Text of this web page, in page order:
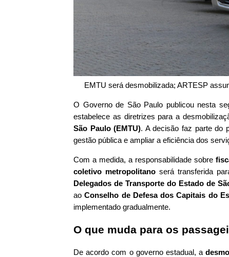
EMTU será desmobilizada; ARTESP
O Governo de São Paulo publicou nesta
estabelece as diretrizes para a
São Paulo (EMTU). A decisão faz parte do
gestão pública e ampliar a eficiência dos
Com a medida, a responsabilidade sobre
coletivo metropolitano será transferida
Delegados de Transporte do Estado de
aoConselho de Defesa dos Capitais do
implementado gradualmente.
O que muda para os
De acordo com o governo estadual, a